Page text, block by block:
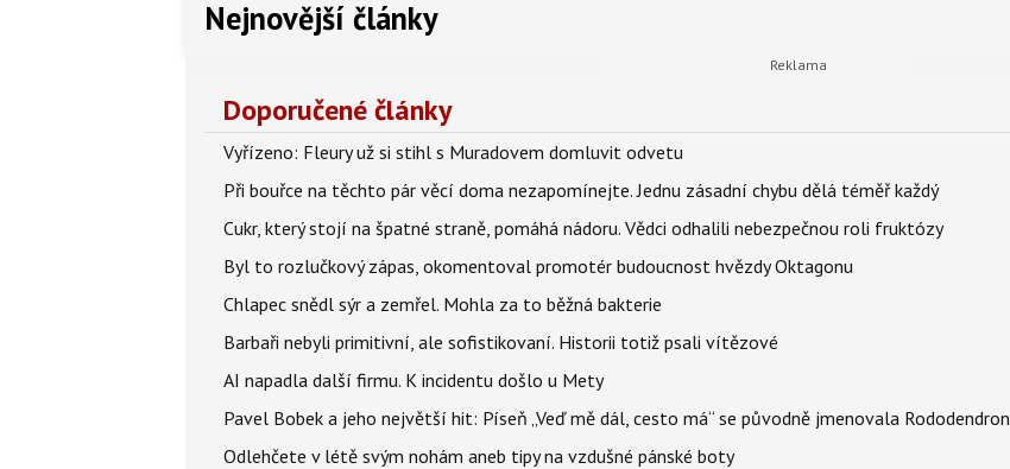
Nejnovější články
Doporučené články
Vyřízeno: Fleury už si stihl s Muradovem domluvit odvetu
Při bouřce na těchto pár věcí doma nezapomínejte. Jednu zásadní chybu dělá téměř každý
Cukr, který stojí na špatné straně, pomáhá nádoru. Vědci odhalili nebezpečnou roli fruktózy
Byl to rozlučkový zápas, okomentoval promotér budoucnost hvězdy Oktagonu
Chlapec snědl sýr a zemřel. Mohla za to běžná bakterie
Barbaři nebyli primitivní, ale sofistikovaní. Historii totiž psali vítězové
AI napadla další firmu. K incidentu došlo u Mety
Pavel Bobek a jeho největší hit: Píseň „Veď mě dál, cesto má“ se původně jmenovala Rododendron
Odlehčete v létě svým nohám aneb tipy na vzdušné pánské boty